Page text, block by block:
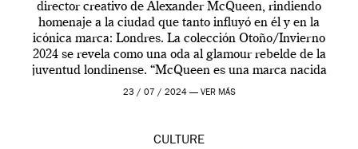
director creativo de Alexander McQueen, rindiendo
homenaje a la ciudad que tanto influyó en él y en la
icónica marca: Londres. La colección Otoño/Invierno
2024 se revela como una oda al glamour rebelde de la
juventud londinense. “McQueen es una marca nacida
en Londres y siempre ha […]
23 / 07 / 2024 — VER MÁS
CULTURE